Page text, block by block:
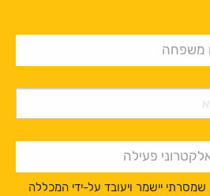
יישמר ויעובד על-ידי המכללה